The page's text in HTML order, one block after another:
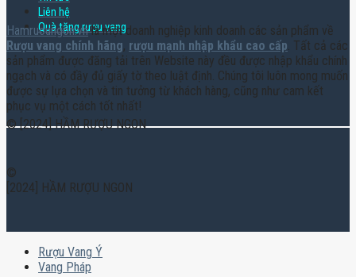
Liên hệ
Quà tặng rượu vang
Hamruoungon.vnlà một doanh nghiệp kinh doanh các sản phẩm về
Rượu vang chính hãng, rượu mạnh nhập khẩu cao cấp . Tất cả các
sản phẩm được đăng tải trên Website này đều được nhập khẩu chính
ngạch và có đầy đủ giấy tờ theo luật định. Chúng tôi luôn mong muốn
được sự lựa chọn và tin tưởng từ khách hàng, cũng như cam kết
phục vụ một cách tốt nhất!
© [2024] HẦM RƯỢU NGON
©
[2024] HẦM RƯỢU NGON
Rượu Vang Ý
Vang Pháp